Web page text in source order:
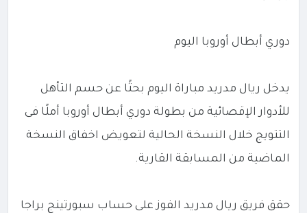
دوري أبطال أوروبا اليوم
يدخل ريال مدريد مباراة اليوم بحثًا عن حسم التأهل
للأدوار الإقصائية من بطولة دوري أبطال أوروبا أملًا فى
التتويج خلال النسخة الحالية لتعويض اخفاق النسخة
الماضية من المسابقة القارية.
حقق فريق ريال مدريد الفوز على حساب سبورتينج براجا